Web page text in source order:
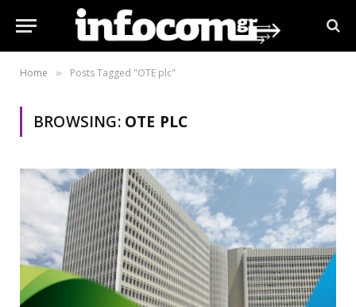
Home » Posts Tagged "OTE plc"
BROWSING: OTE PLC